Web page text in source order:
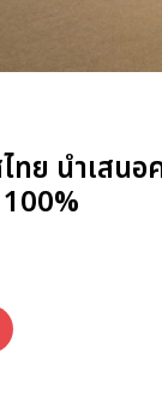
ไทย นำเส